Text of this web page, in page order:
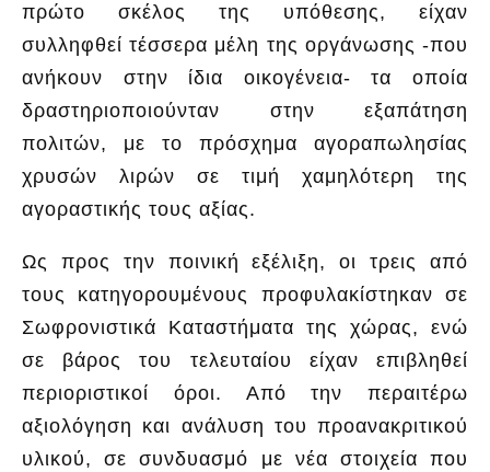
πρώτο σκέλος της υπόθεσης, είχαν
συλληφθεί τέσσερα μέλη της οργάνωσης -που
ανήκουν στην ίδια οικογένεια- τα οποία
δραστηριοποιούνταν στην εξαπάτηση
πολιτών, με το πρόσχημα αγοραπωλησίας
χρυσών λιρών σε τιμή χαμηλότερη της
αγοραστικής τους αξίας.
Ως προς την ποινική εξέλιξη, οι τρεις από
τους κατηγορουμένους προφυλακίστηκαν σε
Σωφρονιστικά Καταστήματα της χώρας, ενώ
σε βάρος του τελευταίου είχαν επιβληθεί
περιοριστικοί όροι. Από την περαιτέρω
αξιολόγηση και ανάλυση του προανακριτικού
υλικού, σε συνδυασμό με νέα στοιχεία που